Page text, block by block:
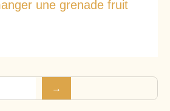
une grenade fruit
→